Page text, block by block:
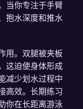
当你专注于手臂
抱水深度和推水
用。双腿被夹板
这迫使身体形成
减少划水过程中
高效。长期练习
你在长距离游泳